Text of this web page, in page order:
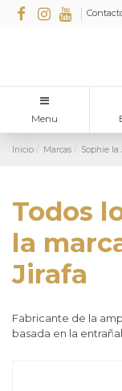
Menu
Inicio Marcas Sophie la
Todos
la
Jirafa
Fabricante de la
basada en la